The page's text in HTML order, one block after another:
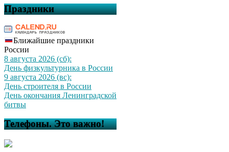
Праздники
Ближайшие праздники
России
8 августа 2026 (сб):
День физкультурника в России
9 августа 2026 (вс):
День строителя в России
День окончания Ленинградской
битвы
Телефоны. Это важно!